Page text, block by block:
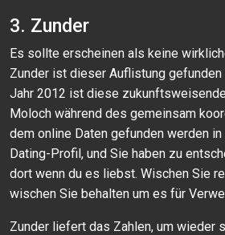
3. Zunder
Es sollte erscheinen als keine
Zunder ist dieser Auflistung
Jahr 2012 ist diese
Moloch während des gemeinsam
dem online Daten gefunden werden in
Dating-Profil, und Sie haben zu
dort wenn du es liebst. Wischen Sie
wischen Sie behalten um es für
Zunder liefert das Zahlen, um wieder